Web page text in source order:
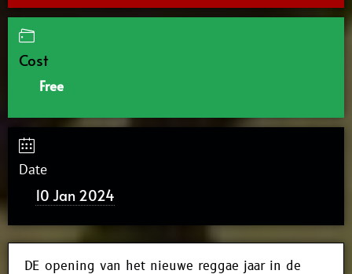
Cost
Free
Date
10 Jan 2024
DE opening van het nieuwe reggae jaar in de